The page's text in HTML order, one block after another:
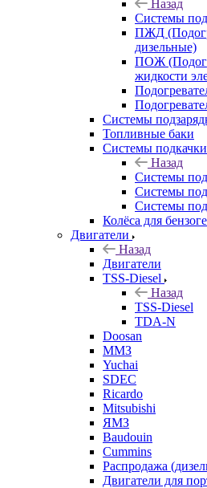
Назад
Системы
ПЖД
дизельные)
ПОЖ
жидкости
Системы
Топливные баки
Системы подкачки
Назад
Системы
Системы
Системы
Колёса для
Двигатели
Назад
Двигатели
TSS-Diesel
Назад
TSS-Diesel
TDA-N
Doosan
ММЗ
Yuchai
SDEC
Ricardo
Mitsubishi
ЯМЗ
Baudouin
Cummins
Распродажа
Двигатели для